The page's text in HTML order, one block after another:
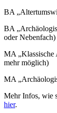
BA
BA
oder Nebenfach)
MA „Klassische
mehr möglich)
MA
Mehr Infos, wie
hier.